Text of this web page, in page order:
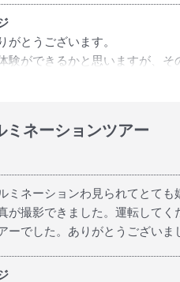
とうございます。
験ができるかと思いますが、
ミネーションツアー
ミネーションわ見られてとて
が撮影できました。運転して
でした。ありがとうございま